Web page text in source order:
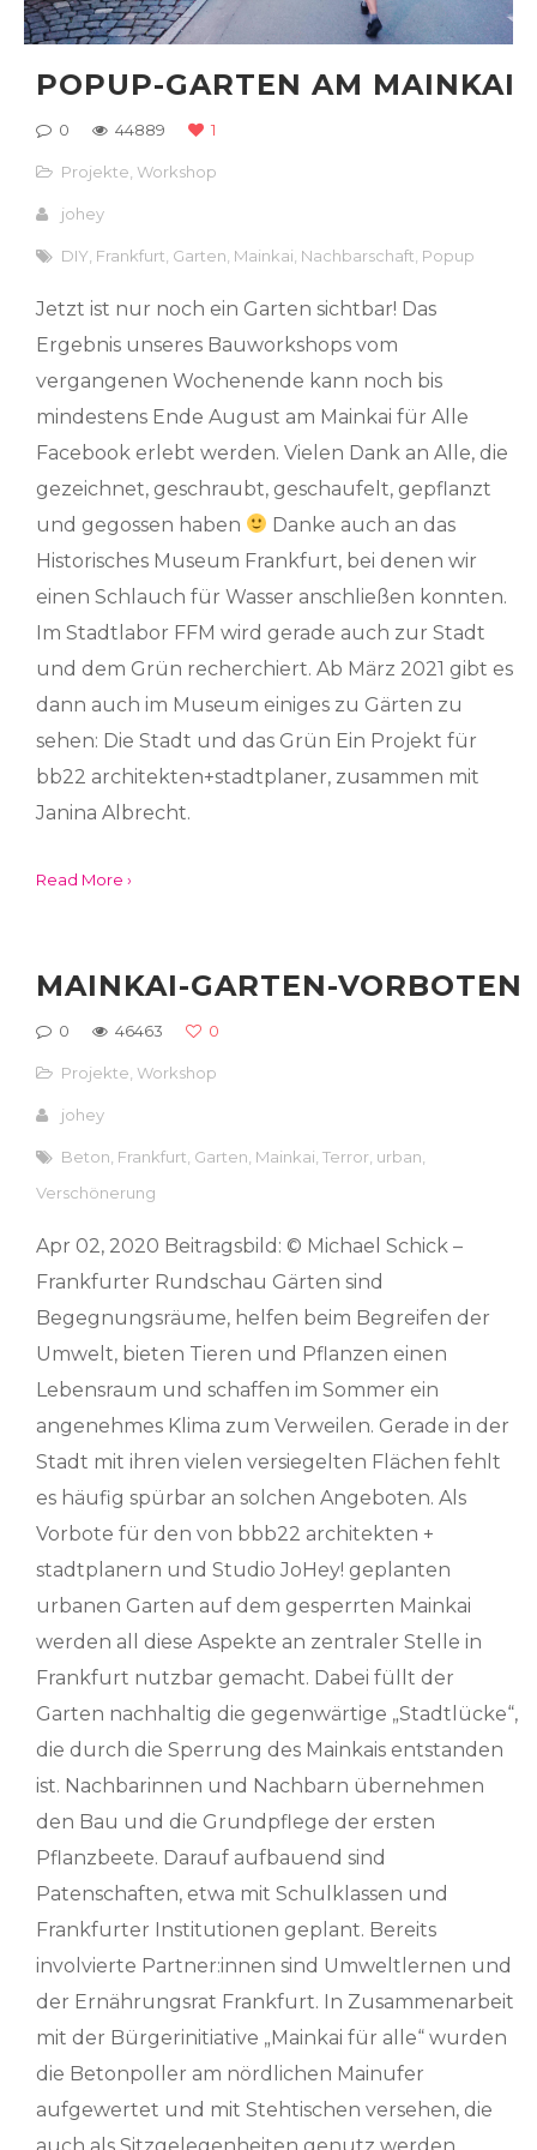
POPUP-GARTEN AM MAINKAI
0 44889 1
Projekte ,Workshop
johey
DIY Frankfurt Garten Mainkai Nachbarschaft Popup
Jetzt ist nur noch ein Garten sichtbar! Das
Ergebnis unseres Bauworkshops vom
vergangenen Wochenende kann noch bis
mindestens Ende August am Mainkai für Alle
Facebook erlebt werden. Vielen Dank an Alle, die
gezeichnet, geschraubt, geschaufelt, gepflanzt
und gegossen haben
Danke auch an das
Historisches Museum Frankfurt, bei denen wir
einen Schlauch für Wasser anschließen konnten.
Im Stadtlabor FFM wird gerade auch zur Stadt
und dem Grün recherchiert. Ab März 2021 gibt es
dann auch im Museum einiges zu Gärten zu
sehen: Die Stadt und das Grün Ein Projekt für
bb22 architekten+stadtplaner, zusammen mit
Janina Albrecht.
Read More ›
MAINKAI-GARTEN-VORBOTEN
0 46463 0
Projekte ,Workshop
johey
Beton Frankfurt Garten Mainkai ,Terror urban
Verschönerung
Apr 02, 2020 Beitragsbild: © Michael Schick –
Frankfurter Rundschau Gärten sind
Begegnungsräume, helfen beim Begreifen der
Umwelt, bieten Tieren und Pflanzen einen
Lebensraum und schaffen im Sommer ein
angenehmes Klima zum Verweilen. Gerade in der
Stadt mit ihren vielen versiegelten Flächen fehlt
es häufig spürbar an solchen Angeboten. Als
Vorbote für den von bbb22 architekten +
stadtplanern und Studio JoHey! geplanten
urbanen Garten auf dem gesperrten Mainkai
werden all diese Aspekte an zentraler Stelle in
Frankfurt nutzbar gemacht. Dabei füllt der
Garten nachhaltig die gegenwärtige „Stadtlücke“,
die durch die Sperrung des Mainkais entstanden
ist. Nachbarinnen und Nachbarn übernehmen
den Bau und die Grundpflege der ersten
Pflanzbeete. Darauf aufbauend sind
Patenschaften, etwa mit Schulklassen und
Frankfurter Institutionen geplant. Bereits
involvierte Partner:innen sind Umweltlernen und
der Ernährungsrat Frankfurt. In Zusammenarbeit
mit der Bürgerinitiative „Mainkai für alle“ wurden
die Betonpoller am nördlichen Mainufer
aufgewertet und mit Stehtischen versehen, die